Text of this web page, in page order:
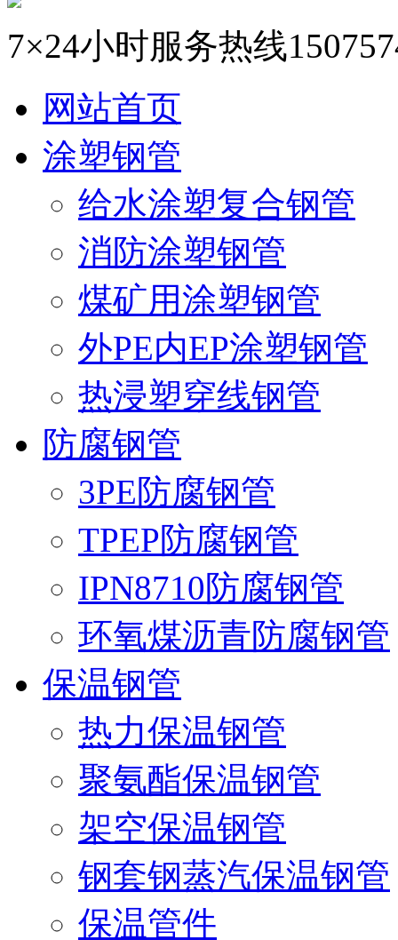
7×24小时服务热线
网站首页
涂塑钢管
给水涂塑复合钢管
消防涂塑钢管
煤矿用涂塑钢管
外PE内EP涂塑钢管
热浸塑穿线钢管
防腐钢管
3PE防腐钢管
TPEP防腐钢管
IPN8710防腐钢管
环氧煤沥青防腐钢管
保温钢管
热力保温钢管
聚氨酯保温钢管
架空保温钢管
钢套钢蒸汽保温钢管
保温管件